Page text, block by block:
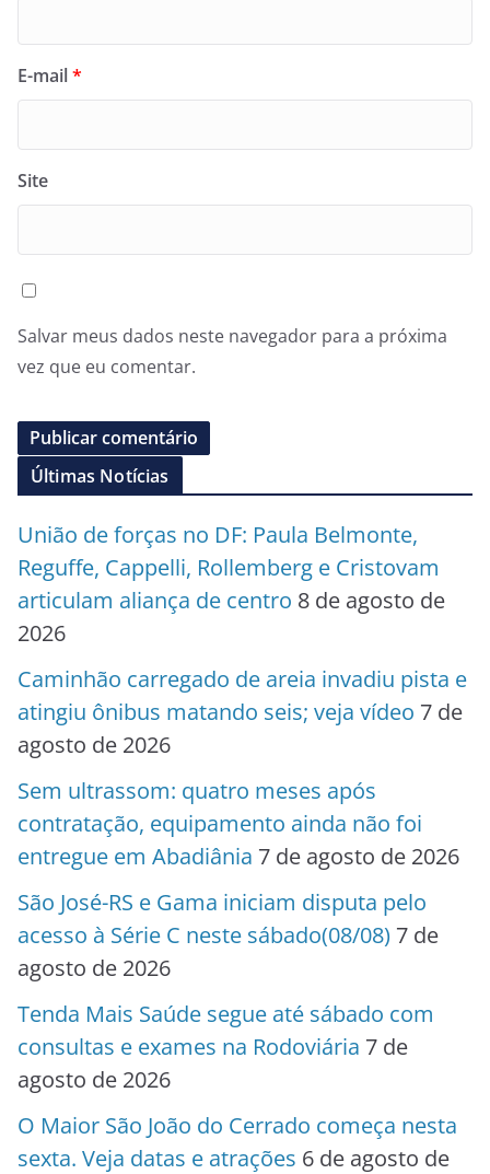
E-mail*
Site
Salvar meus dados neste navegador para a próxima
vez que eu comentar.
Últimas Notícias
União de forças no DF: Paula Belmonte,
Reguffe, Cappelli, Rollemberg e Cristovam
articulam aliança de centro 8 de agosto de
2026
Caminhão carregado de areia invadiu pista e
atingiu ônibus matando seis; veja vídeo 7 de
agosto de 2026
Sem ultrassom: quatro meses após
contratação, equipamento ainda não foi
entregue em Abadiânia 7 de agosto de 2026
São José-RS e Gama iniciam disputa pelo
acesso à Série C neste sábado(08/08) 7 de
agosto de 2026
Tenda Mais Saúde segue até sábado com
consultas e exames na Rodoviária 7 de
agosto de 2026
O Maior São João do Cerrado começa nesta
sexta. Veja datas e atrações 6 de agosto de